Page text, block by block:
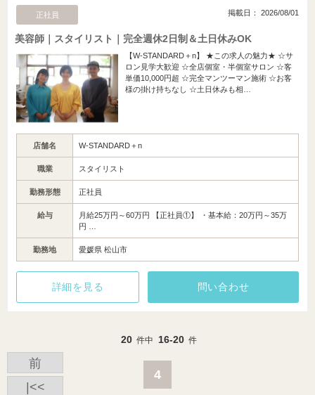
正社員 掲載日： 2026/08/01
美容師｜スタイリスト｜完全週休2日制＆土日休みOK
【W-STANDARD＋n】 ★この求人の魅力★ ☆サ
ロン見学大歓迎 ☆全店個室・半個室サロン ☆客
単価10,000円超 ☆完全マンツーマン施術 ☆お客
様の掛け持ちなし ☆土日休みも相…
店舗名 W-STANDARD＋n
職業 スタイリスト
勤務形態 正社員
給与
月給25万円～60万円 【正社員①】 ・基本給：20万円～35万
円 …
勤務地 愛媛県 松山市
詳細を見る 問い合わせ
20 件中 16-20 件
|<<
前
4